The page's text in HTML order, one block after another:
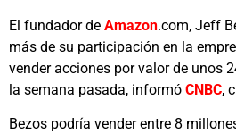
El fundador de Amazon.com, Jeff
más de su participación en la
vender acciones por valor de unos
la semana pasada, informó CNBC,
Bezos podría vender entre 8